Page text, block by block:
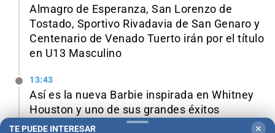
Almagro de Esperanza, San Lorenzo de
Tostado, Sportivo Rivadavia de San Genaro y
Centenario de Venado Tuerto irán por el título
en U13 Masculino
13:43
Así es la nueva Barbie inspirada en Whitney
Houston y uno de sus grandes éxitos
TE PUEDE INTERESAR ✕